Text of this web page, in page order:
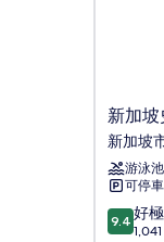
新
加
坡
史
丹
福
瑞
新加
新加坡
游泳池
可停車
9.4
分，
9.4 好